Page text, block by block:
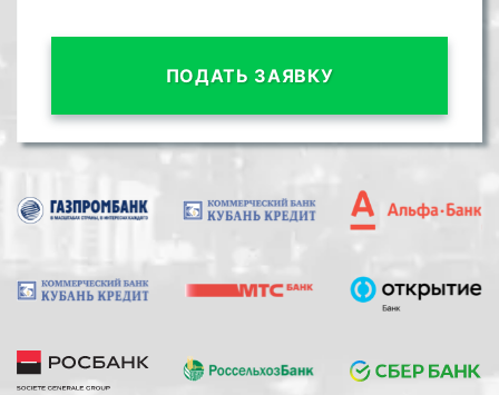
ПОДАТЬ ЗАЯВКУ